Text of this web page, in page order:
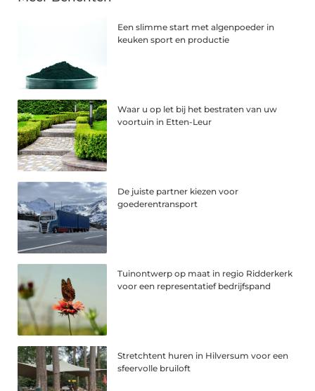
Een slimme start met algenpoeder in
keuken sport en productie
Waar u op let bij het bestraten van uw
voortuin in Etten-Leur
De juiste partner kiezen voor
goederentransport
Tuinontwerp op maat in regio Ridderkerk
voor een representatief bedrijfspand
Stretchtent huren in Hilversum voor een
sfeervolle bruiloft